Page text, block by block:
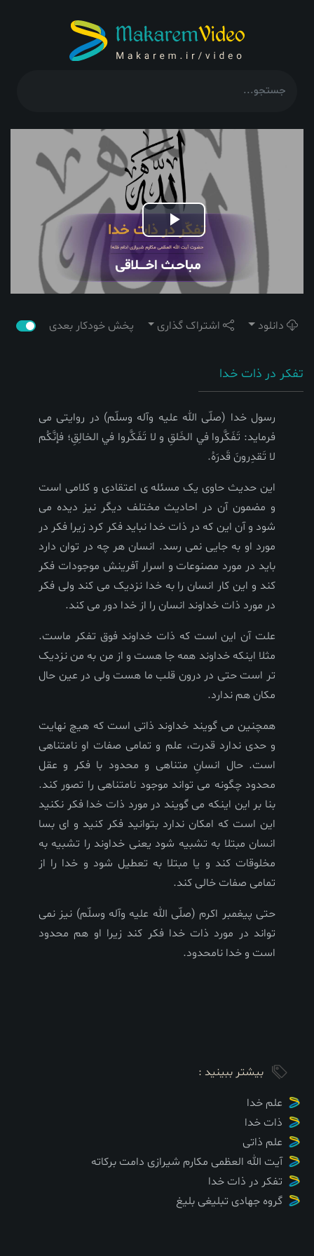
Play
Video
دانلود اشتراک گذاری پخش خودکار بعدی
تفکر در ذات خدا
رسول خدا (صلّی الله علیه وآله وسلّم) در روایتی می
فرماید: تَفَكَّروا في الخَلقِ و لا تَفَكَّروا في الخالِقِ؛ فإنَّكُم
لا تَقدِرونَ قَدرَهُ.
این حدیث حاوی یک مسئله ی اعتقادی و کلامی است
و مضمون آن در احادیث مختلف دیگر نیز دیده می
شود و آن این که در ذات خدا نباید فکر کرد زیرا فکر در
مورد او به جایی نمی رسد. انسان هر چه در توان دارد
باید در مورد مصنوعات و اسرار آفرینش موجودات فکر
کند و این کار انسان را به خدا نزدیک می کند ولی فکر
در مورد ذات خداوند انسان را از خدا دور می کند.
علت آن این است که ذات خداوند فوق تفکر ماست.
مثلا اینکه خداوند همه جا هست و از من به من نزدیک
تر است حتی در درون قلب ما هست ولی در عین حال
مکان هم ندارد.
همچنین می گویند خداوند ذاتی است که هیچ نهایت
و حدی ندارد قدرت، علم و تمامی صفات او نامتناهی
است. حال انسانِ متناهی و محدود با فکر و عقل
محدود چگونه می تواند موجود نامتناهی را تصور کند.
بنا بر این اینکه می گویند در مورد ذات خدا فکر نکنید
این است که امکان ندارد بتوانید فکر کنید و ای بسا
انسان مبتلا به تشبیه شود یعنی خداوند را تشبیه به
مخلوقات کند و یا مبتلا به تعطیل شود و خدا را از
تمامی صفات خالی کند.
حتی پیغمبر اکرم (صلّی الله علیه وآله وسلّم) نیز نمی
تواند در مورد ذات خدا فکر کند زیرا او هم محدود
است و خدا نامحدود.
بیشتر ببینید :
علم خدا
ذات خدا
علم ذاتی
آیت الله العظمی مکارم شیرازی دامت برکاته
تفکر در ذات خدا
گروه جهادی تبلیغی بلیغ